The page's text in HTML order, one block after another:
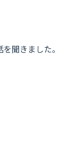
聞きました。